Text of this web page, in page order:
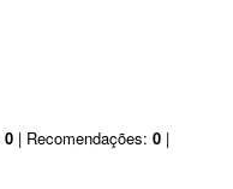
0 | Recomendações: 0 |